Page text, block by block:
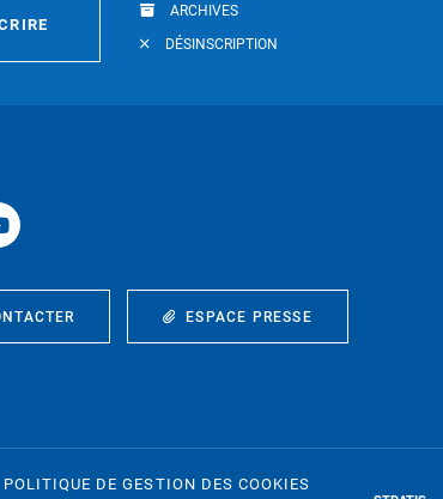
ARCHIVES
DÉSINSCRIPTION
ESPACE PRESSE
POLITIQUE DE GESTION DES COOKIES